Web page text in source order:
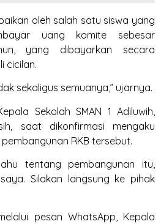
oleh salah satu siswa yang
uang komite sebesar
yang dibayarkan secara
cicilan.
sekaligus semuanya,” ujarnya.
Sekolah SMAN 1 Adiluwih,
saat dikonfirmasi mengaku
RKB tersebut.
tentang pembangunan itu,
Silakan langsung ke pihak
pesan WhatsApp, Kepala